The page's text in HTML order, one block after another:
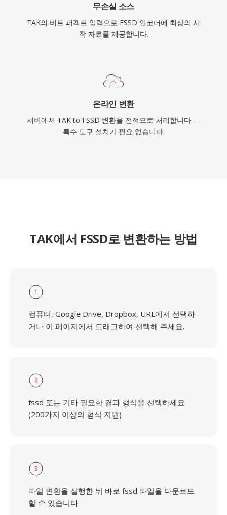
무손실 소스
TAK의 비트 퍼펙트 입력으로 FSSD 인코더에 최상의 시
작 자료를 제공합니다.
온라인 변환
서버에서 TAK to FSSD 변환을 전적으로 처리합니다 —
특수 도구 설치가 필요 없습니다.
TAK에서 FSSD로 변환하는 방법
1
컴퓨터, Google Drive, Dropbox, URL에서 선택하
거나 이 페이지에서 드래그하여 선택해 주세요.
2
fssd 또는 기타 필요한 결과 형식을 선택하세요
(200가지 이상의 형식 지원)
3
파일 변환을 실행한 뒤 바로 fssd 파일을 다운로드
할 수 있습니다